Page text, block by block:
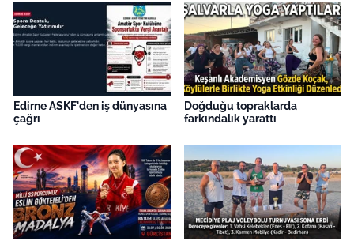
Edirne ASKF'den iş dünyasına
çağrı
Doğduğu topraklarda
farkındalık yarattı
Finans
Gündem-Eğitim